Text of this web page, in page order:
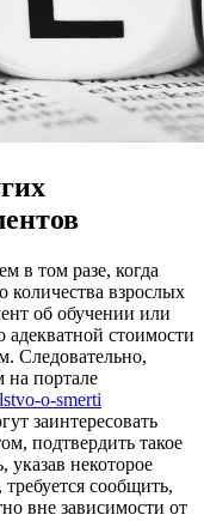
в том разе, когда
количества взрослых
об обучении или
адекватной стоимости
Следовательно,
на портале
o-smerti
заинтересовать
подтвердить такое
некоторое
сообщить,
вне зависимости от